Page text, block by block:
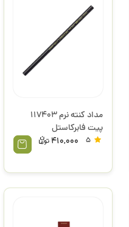
مداد کنته نرم 117403
پیت فابرکاستل
5
410,000